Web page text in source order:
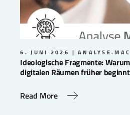
6. JUNI 2026
Ideologische Fragmente:
digitalen Räumen früher beginnt
Read More